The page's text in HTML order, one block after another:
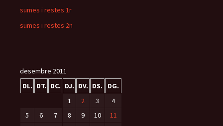
sumes i restes 1r
sumes i restes 2n
desembre 2011
DL. DT. DC. DJ. DV. DS. DG.
1 2 3
4
5
6 7 8 9 10
11